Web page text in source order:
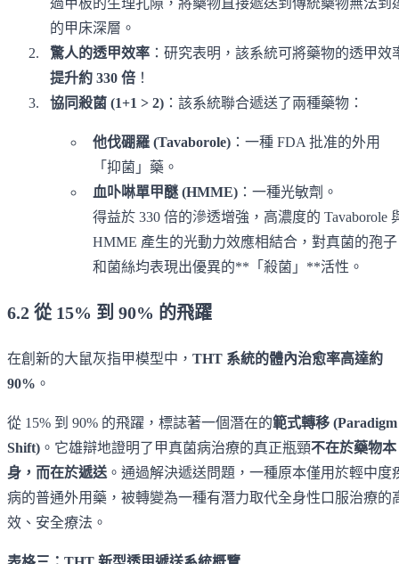
的甲床深層。
驚人的透甲效率 ：研究表明，該系統可將藥物的透甲效
提升約 330 倍 ！
協同殺菌 (1+1 > 2) ：該系統聯合遞送了兩種藥物：
他伐硼羅 (Tavaborole) ：一種 FDA 批准的外用
「抑菌」藥。
血卟啉單甲醚 (HMME) ：一種光敏劑。
得益於 330 倍的滲透增強，高濃度的 Tavaborole
HMME 產生的光動力效應相結合，對真菌的孢子
和菌絲均表現出優異的**「殺菌」**活性。
6.2 從 15% 到 90% 的飛躍
在創新的大鼠灰指甲模型中， THT 系統的體內治愈率高達約
90% 。
從 15% 到 90% 的飛躍，標誌著一個潛在的範式轉移 (Paradigm
Shift) 。它雄辯地證明了甲真菌病治療的真正瓶頸不在於藥物本
身，而在於遞送 。通過解決遞送問題，一種原本僅用於輕中度
病的普通外用藥，被轉變為一種有潛力取代全身性口服治療的
效、安全療法。